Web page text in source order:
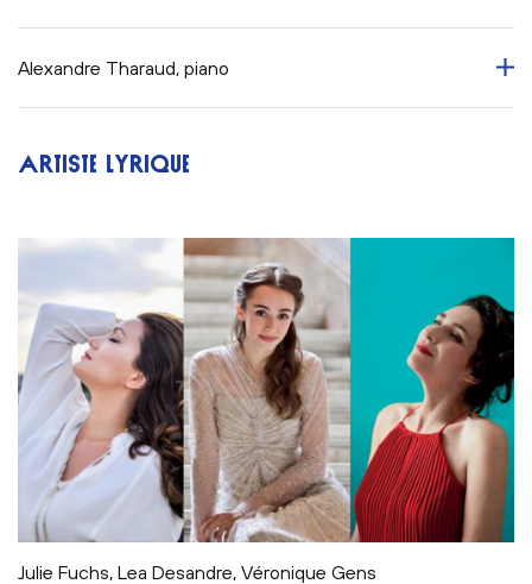
Alexandre Tharaud, piano
ARTISTE LYRIQUE
Julie Fuchs, Lea Desandre, Véronique Gens